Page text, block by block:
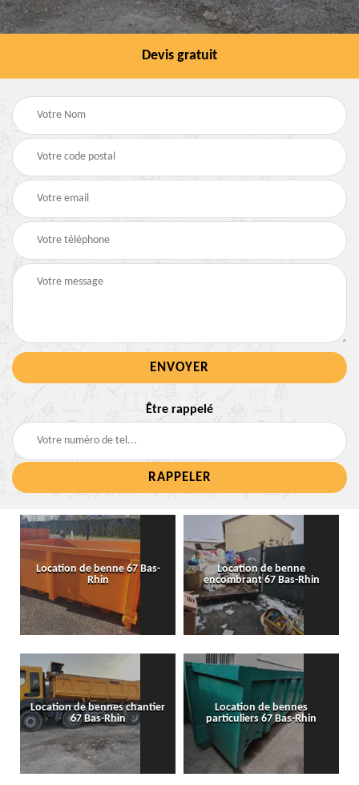
Devis gratuit
Être rappelé
Location de benne 67 Bas-
Rhin
Location de benne
encombrant 67 Bas-Rhin
Location de bennes chantier
67 Bas-Rhin
Location de bennes
particuliers 67 Bas-Rhin